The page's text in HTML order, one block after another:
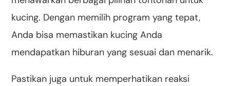
kucing. Dengan memilih program yang tepat,
Anda bisa memastikan kucing Anda
mendapatkan hiburan yang sesuai dan menarik.
Pastikan juga untuk memperhatikan reaksi